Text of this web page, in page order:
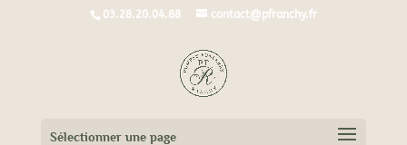
03.28.20.04.88 contact@pfranchy.fr
Sélectionner une page